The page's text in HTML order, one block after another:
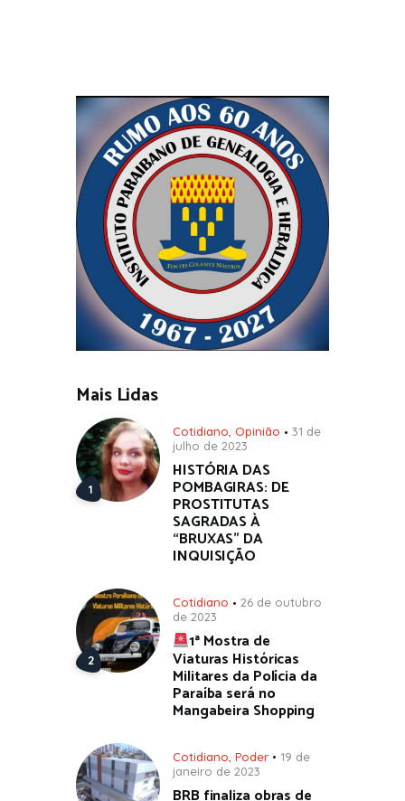
Mais Lidas
Cotidiano, Opinião
31 de
julho de 2023
HISTÓRIA DAS
POMBAGIRAS: DE
PROSTITUTAS
SAGRADAS À
“BRUXAS” DA
INQUISIÇÃO
Cotidiano
26 de outubro
de 2023
1ª Mostra de
Viaturas Históricas
Militares da Polícia da
Paraíba será no
Mangabeira Shopping
Cotidiano Poder
19 de
janeiro de 2023
BRB finaliza obras de